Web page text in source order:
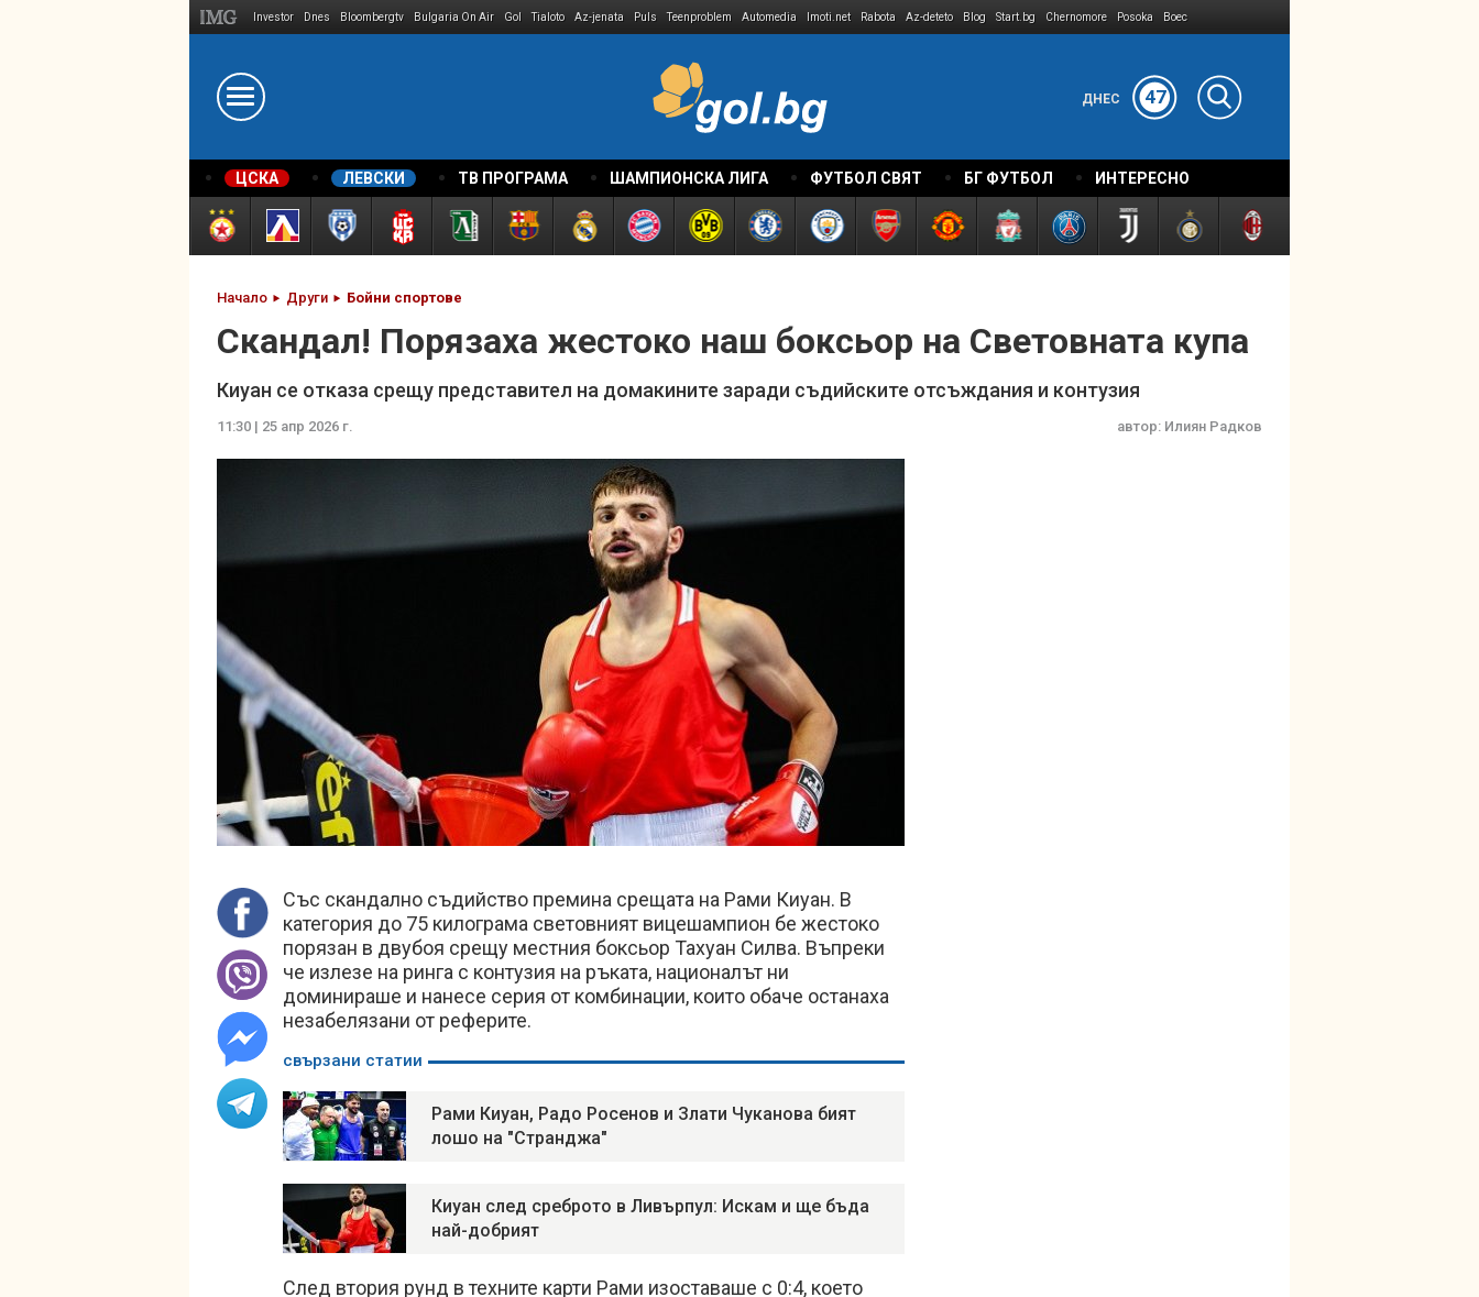
Investor Dnes Bloombergtv Bulgaria On Air Gol Tialoto Az-jenata Puls Teenproblem Automedia Imoti.net Rabota Az-deteto Blog Start.bg Chernomore Posoka Boec
ДНЕС 47
ЦСКА ЛЕВСКИ ТВ ПРОГРАМА ШАМПИОНСКА ЛИГА ФУТБОЛ СВЯТ БГ ФУТБОЛ ИНТЕРЕСНО
Начало Други Бойни спортове
Скандал! Порязаха жестоко наш боксьор на Световната купа
Киуан се отказа срещу представител на домакините заради съдийските отсъждания и контузия
11:30 | 25 апр 2026 г. автор: Илиян Радков
Със скандално съдийство премина срещата на Рами Киуан. В
категория до 75 килограма световният вицешампион бе жестоко
порязан в двубоя срещу местния боксьор Тахуан Силва. Въпреки
че излезе на ринга с контузия на ръката, националът ни
доминираше и нанесе серия от комбинации, които обаче останаха
незабелязани от реферите.
свързани статии
Рами Киуан, Радо Росенов и Злати Чуканова бият
лошо на "Странджа"
Киуан след среброто в Ливърпул: Искам и ще бъда
най-добрият
След втория рунд в техните карти Рами изоставаше с 0:4, което